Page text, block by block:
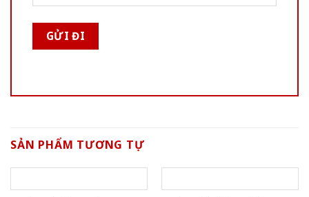
SẢN PHẨM TƯƠNG TỰ